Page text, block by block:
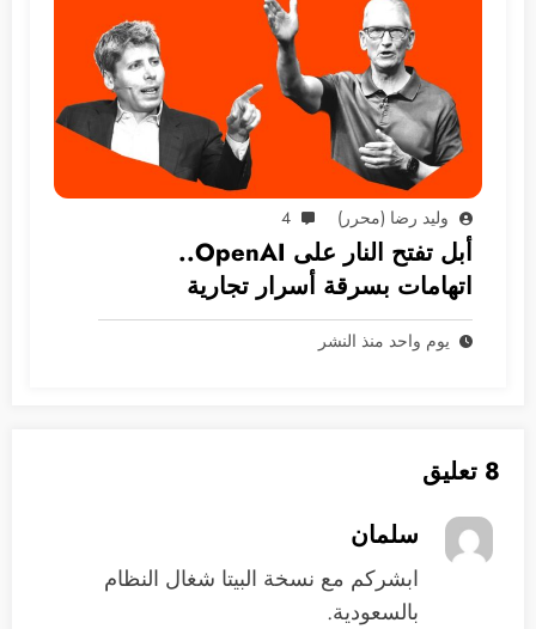
وليد رضا (محرر) 4
أبل تفتح النار على OpenAI..
اتهامات بسرقة أسرار تجارية
يوم واحد منذ النشر
8 تعليق
سلمان
ابشركم مع نسخة البيتا شغال النظام
بالسعودية.